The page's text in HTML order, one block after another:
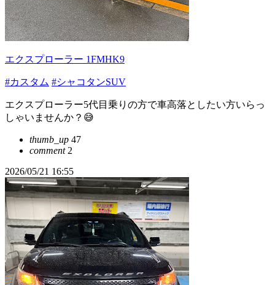
エクスプローラー 1FMHK9
#カスタム #シャコタンSUV
エクスプローラー5代目乗りの方で車高落としたい方いらっ
しゃいませんか？😅
thumb_up 47
comment2
2026/05/21 16:55